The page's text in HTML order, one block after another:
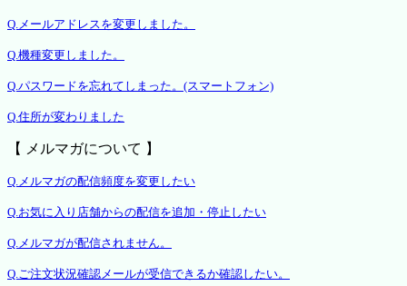
Q.メールアドレスを変更しました。
Q.機種変更しました。
Q.パスワードを忘れてしまった。(スマートフォン)
Q.住所が変わりました
【 メルマガについて 】
Q.メルマガの配信頻度を変更したい
Q.お気に入り店舗からの配信を追加・停止したい
Q.メルマガが配信されません。
Q.ご注文状況確認メールが受信できるか確認したい。